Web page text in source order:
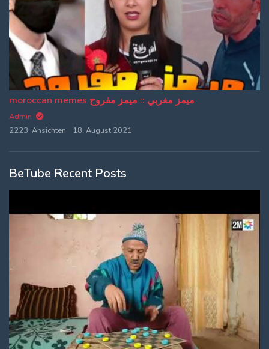
moroccan memes ميمز مغربي :: ميمز مفروح
Admin
2223 Ansichten
18. August 2021
BeTube Recent Posts